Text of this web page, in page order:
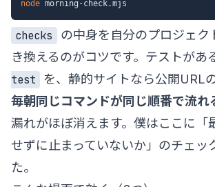
node
checks
の中身を自分のプロジェク
き換えるのがコツです。テストがあ
test
を、静的サイトなら公開URL
毎朝同じコマンドが同じ順番で流れ
漏れがほぼ消えます。僕はここに「
せずに止まっていないか」のチェッ
た。